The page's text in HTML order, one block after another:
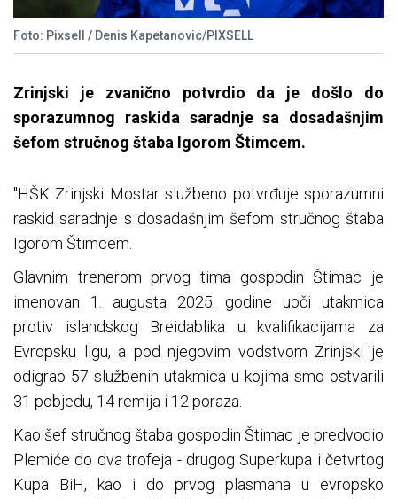
Foto: Pixsell / Denis Kapetanovic/PIXSELL
Zrinjski je zvanično potvrdio da je došlo do
sporazumnog raskida saradnje sa dosadašnjim
šefom stručnog štaba Igorom Štimcem.
"HŠK Zrinjski Mostar službeno potvrđuje sporazumni
raskid saradnje s dosadašnjim šefom stručnog štaba
Igorom Štimcem.
Glavnim trenerom prvog tima gospodin Štimac je
imenovan 1. augusta 2025. godine uoči utakmica
protiv islandskog Breidablika u kvalifikacijama za
Evropsku ligu, a pod njegovim vodstvom Zrinjski je
odigrao 57 službenih utakmica u kojima smo ostvarili
31 pobjedu, 14 remija i 12 poraza.
Kao šef stručnog štaba gospodin Štimac je predvodio
Plemiće do dva trofeja - drugog Superkupa i četvrtog
Kupa BiH, kao i do prvog plasmana u evropsko